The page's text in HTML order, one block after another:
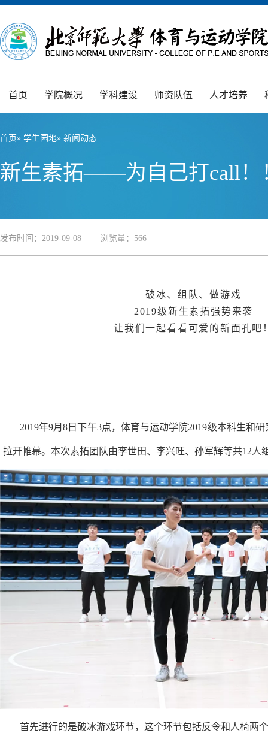
首页 学院概况 学科建设 师资队伍 人才培养
首页» 学生园地» 新闻动态
新生素拓——为自己打call！
发布时间：2019-09-08 浏览量： 566
破冰、组队、做游戏
2019级新生素拓强势来袭
让我们一起看看可爱的新面孔吧
2019年9月8日下午3点，体育与运动学院2019级本科生和
拉开帷幕。本次素拓团队由李世田、李兴旺、孙军辉等共12人
首先进行的是破冰游戏环节，这个环节包括反令和人椅两